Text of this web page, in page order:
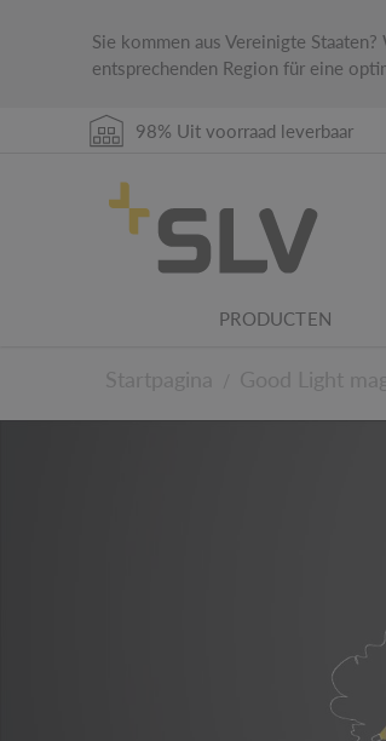
Sie kommen aus Vereinigte
entsprechenden Region für eine
98% Uit voorraad leverbaar
PRODUCTEN